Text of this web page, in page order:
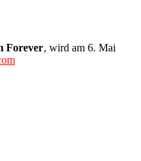
Forever‚ wird am 6. Mai